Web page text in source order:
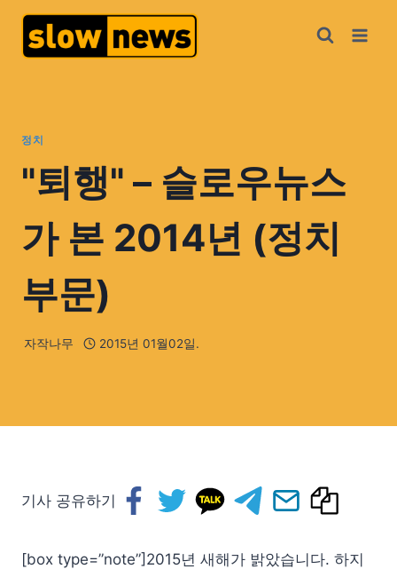
정치
"퇴행" – 슬로우뉴스
가 본 2014년 (정치
부문)
자작나무 2015년 01월02일.
기사 공유하기
[box type=”note”]2015년 새해가 밝았습니다. 하지